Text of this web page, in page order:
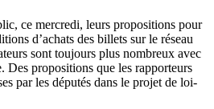
ce mercredi, leurs propositions pour
d’achats des billets sur le réseau
sont toujours plus nombreux avec
Des propositions que les rapporteurs
par les députés dans le projet de loi-